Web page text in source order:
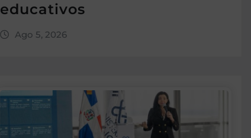
educativos
Ago 5, 2026